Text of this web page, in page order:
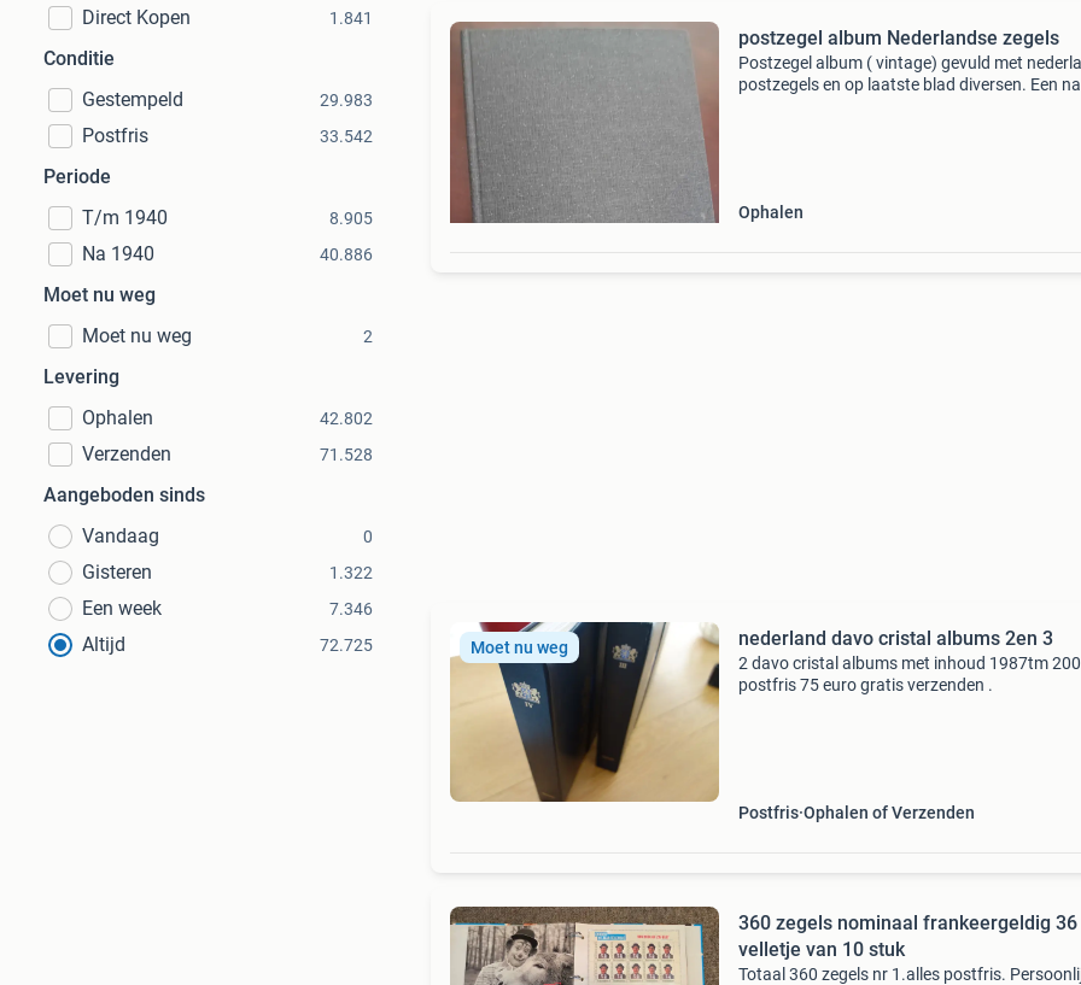
Direct Kopen
1.841
Conditie
Gestempeld
29.983
Postfris 33.542
Periode
T/m 1940
8.905
Na 1940 40.886
Moet nu weg
Moet nu weg
2
Levering
Ophalen
42.802
Verzenden 71.528
Aangeboden sinds
Vandaag
0
Gisteren 1.322
Een week 7.346
Altijd 72.725
postzegel album Nederlandse zegels
Postzegel album ( vintage) gevuld met
postzegels en op laatste blad diversen. Een na
Ophalen
Moet nu weg nederland davo cristal albums 2en 3
2 davo cristal albums met inhoud 1987tm
postfris 75 euro gratis verzenden .
Postfris Ophalen of Verzenden
360 zegels nominaal frankeergeldig 36
velletje van 10 stuk
Totaal 360 zegels nr 1.alles postfris.